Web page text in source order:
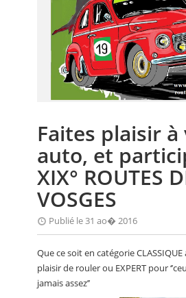
EVÈNEMENTS
CALENDRIER
FOCUS
ANNUAIRES
PETITES ANNONCES
Faites plaisir
auto, et
XIX° ROUTES
VOSGES
Publié le 31 ao� 2016
Que ce soit en catégorie
plaisir de rouler ou EXPERT pour
jamais assez’’